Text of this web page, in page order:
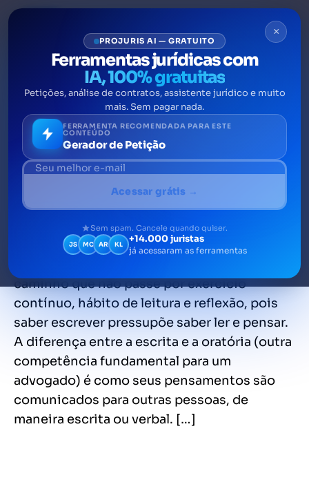
Peça Processual: 5 dicas
práticas para escrever com
qualidade
Uma das principais dificuldades enfrentadas
por advogados é a redação de peça
processual. Dominar a arte da escrita, em
qualquer segmento de atuação, é resultado
caminho que não passe por exercício
contínuo, hábito de leitura e reflexão, pois
saber escrever pressupõe saber ler e pensar.
A diferença entre a escrita e a oratória (outra
competência fundamental para um
advogado) é como seus pensamentos são
comunicados para outras pessoas, de
maneira escrita ou verbal. […]
×
PROJURIS AI — GRATUITO
Ferramentas jurídicas com
IA, 100% gratuitas
Petições, análise de contratos, assistente jurídico e muito
mais. Sem pagar nada.
FERRAMENTA RECOMENDADA PARA ESTE
CONTEÚDO
Gerador de Petição
Acessar grátis →
Sem spam. Cancele quando quiser.
JS MC AR KL +14.000 juristas
já acessaram as ferramentas